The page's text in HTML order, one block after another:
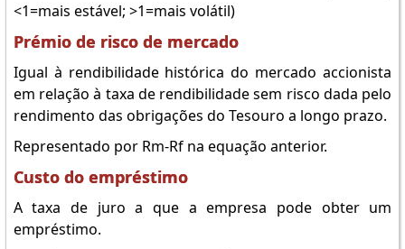
<1=mais estável; >1=mais volátil)
Prémio de risco de mercado
Igual à rendibilidade histórica do mercado accionista
em relação à taxa de rendibilidade sem risco dada pelo
rendimento das obrigações do Tesouro a longo prazo.
Representado por Rm-Rf na equação anterior.
Custo do empréstimo
A taxa de juro a que a empresa pode obter um
empréstimo.